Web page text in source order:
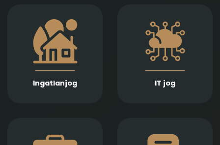
Ingatlanjog
Ingatlan adásvétel,
ajándékozás, bérlet,
fejlesztés és
beruházási
szerződések szakértő
jogi előkészítését és
lebonyolítását
biztosítjuk
IT jog
technológiai
szerződések,
adatvédelmi és
szoftverjogi kérdések,
AI -val kapcsolatos
problémák gyors és
precíz jogi kezelését
munkaügyi viták
öröklési szerződések